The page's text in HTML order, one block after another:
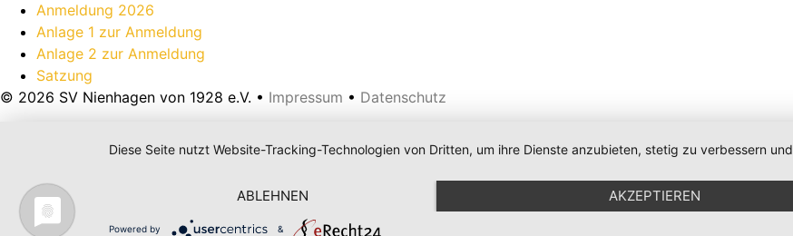
Anmeldung 2026
Anlage 1 zur Anmeldung
Anlage 2 zur Anmeldung
Satzung
© 2026 SV Nienhagen von 1928 e.V. • Impressum • Datenschutz
Diese Seite nutzt Website-Tracking-Technologien von Dritten, um ihre Dienste anzubieten, stetig zu verbessern
ABLEHNEN AKZEPTIEREN
Powered by &